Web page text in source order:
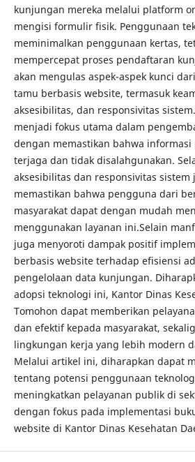
kunjungan mereka melalui platform
mengisi formulir fisik. Penggunaan
meminimalkan penggunaan kertas,
mempercepat proses pendaftaran
akan mengulas aspek-aspek kunci
tamu berbasis website, termasuk
aksesibilitas, dan responsivitas
menjadi fokus utama dalam
dengan memastikan bahwa
terjaga dan tidak disalahgunakan.
aksesibilitas dan responsivitas
memastikan bahwa pengguna dari
masyarakat dapat dengan mudah
menggunakan layanan ini.Selain
juga menyoroti dampak positif
berbasis website terhadap efisiensi
pengelolaan data kunjungan.
adopsi teknologi ini, Kantor Dinas
Tomohon dapat memberikan
dan efektif kepada masyarakat,
lingkungan kerja yang lebih modern
Melalui artikel ini, diharapkan dapat
tentang potensi penggunaan
meningkatkan pelayanan publik di
dengan fokus pada implementasi
website di Kantor Dinas Kesehatan